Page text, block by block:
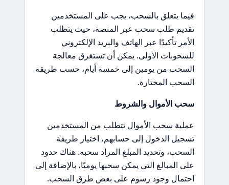
فيما يتعلق بالسحب، يجب على المستخدمين
تقديم طلب سحب عبر المنصة، حيث يتطلب
الأمر تأكيدًا عبر الهاتف والبريد الإلكتروني
للسحوبات الأولى. يمكن أن تستغرق معالجة
السحب من يومين إلى خمسة أيام، حسب طريقة
السحب المختارة.
سحب الأموال والشروط
عملية سحب الأموال تتطلب من المستخدمين
تسجيل الدخول إلى حسابهم، اختيار طريقة
السحب، وتحديد المبلغ المراد سحبه. هناك حدود
على المبالغ التي يمكن سحبها يوميًا، بالإضافة إلى
احتمال وجود رسوم على بعض طرق السحب.